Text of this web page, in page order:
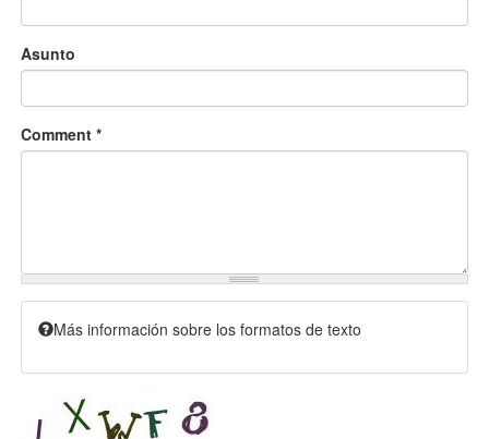
Asunto
Comment *
Más información sobre los formatos de texto